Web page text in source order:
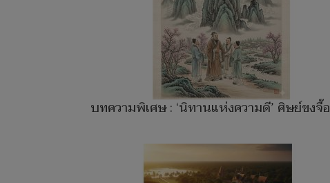
บทความพิเศษ : ‘นิทานแห่งความดี’ ศิษย์ขงจื๊อ